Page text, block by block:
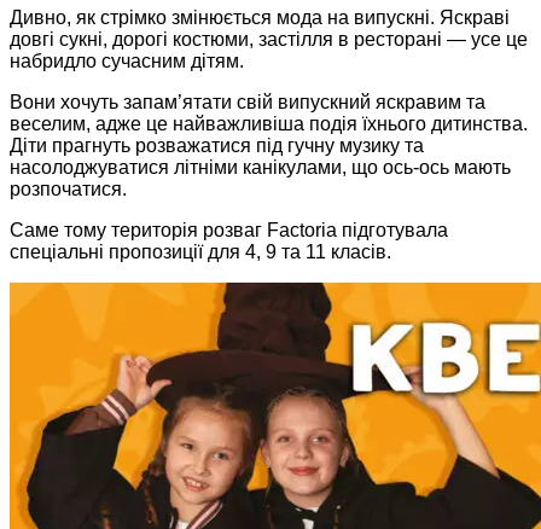
Дивно, як стрімко змінюється мода на випускні. Яскраві
довгі сукні, дорогі костюми, застілля в ресторані — усе це
набридло сучасним дітям.
Вони хочуть запам’ятати свій випускний яскравим та
веселим, адже це найважливіша подія їхнього дитинства.
Діти прагнуть розважатися під гучну музику та
насолоджуватися літніми канікулами, що ось-ось мають
розпочатися.
Саме тому територія розваг Factoria підготувала
спеціальні пропозиції для 4, 9 та 11 класів.